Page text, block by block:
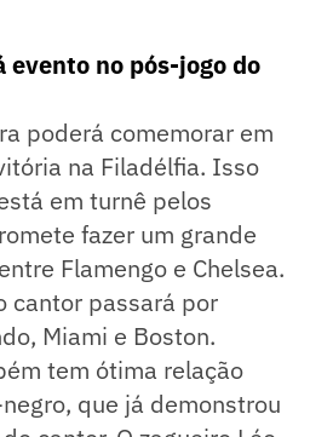
evento no pós-jogo do
poderá comemorar em
na Filadélfia. Isso
em turnê pelos
fazer um grande
Flamengo e Chelsea.
cantor passará por
Miami e Boston.
tem ótima relação
que já demonstrou